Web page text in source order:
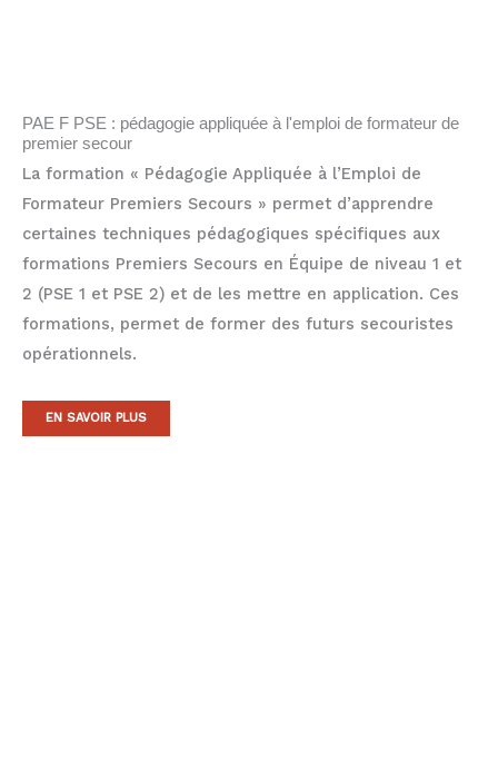
PAE F PSE : pédagogie appliquée à l'emploi de formateur de
premier secour
La formation « Pédagogie Appliquée à l’Emploi de
Formateur Premiers Secours » permet d’apprendre
certaines techniques pédagogiques spécifiques aux
formations Premiers Secours en Équipe de niveau 1 et
2 (PSE 1 et PSE 2) et de les mettre en application. Ces
formations, permet de former des futurs secouristes
opérationnels.
EN SAVOIR PLUS